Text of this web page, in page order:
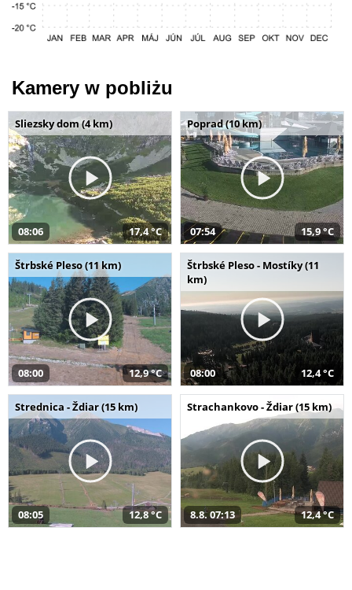
Kamery w pobliżu
Sliezsky dom (4 km)
08:06 17,4 °C
Poprad (10 km)
07:54 15,9 °C
Štrbské Pleso (11 km)
08:00 12,9 °C
Štrbské Pleso - Mostíky (11
km)
08:00 12,4 °C
Strednica - Ždiar (15 km)
08:05 12,8 °C
Strachankovo - Ždiar (15 km)
8.8. 07:13 12,4 °C